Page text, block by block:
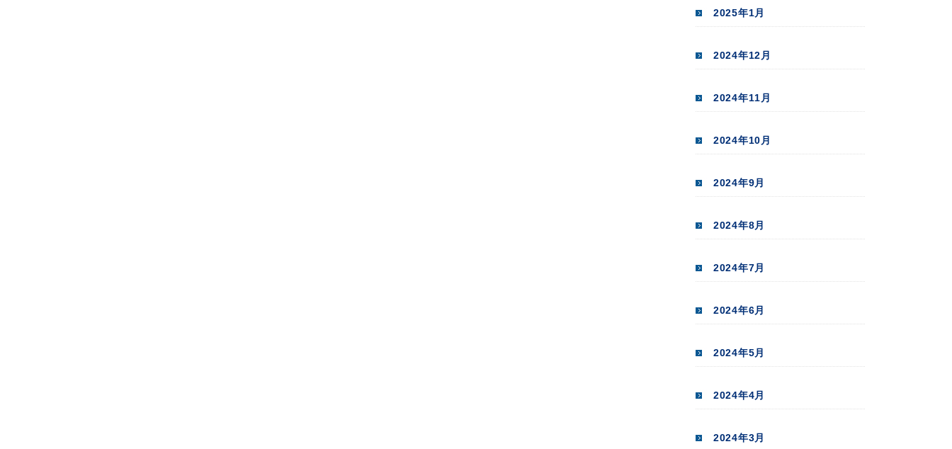
2025年1月
2024年12月
2024年11月
2024年10月
2024年9月
2024年8月
2024年7月
2024年6月
2024年5月
2024年4月
2024年3月